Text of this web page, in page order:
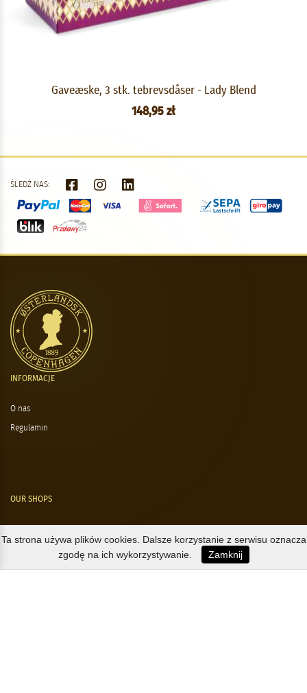
Gaveæske, 3 stk. tebrevsdåser - Lady Blend
148,95 zł
ŚLEDŹ NAS:
INFORMACJE
O nas
Regulamin
OUR SHOPS
Nørre Voldgade 9 (Nørreport)
Magasin, Kgs. Nytorv
Ta strona używa plików cookies. Dalsze korzystanie z serwisu oznacza
zgodę na ich wykorzystywanie.
Zamknij